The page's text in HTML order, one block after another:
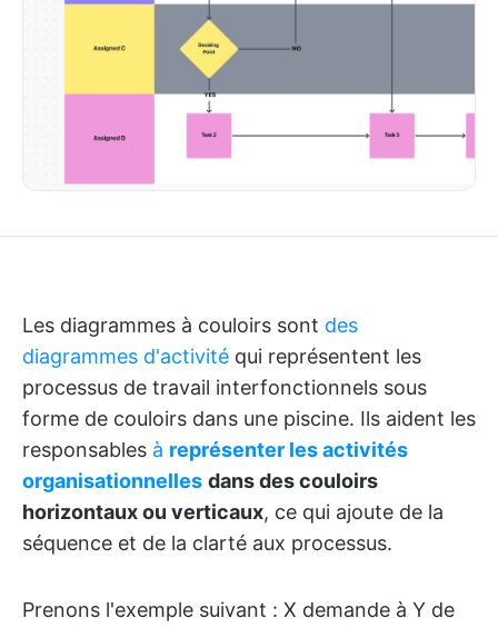
Les diagrammes à couloirs sont des
diagrammes d'activité qui représentent les
processus de travail interfonctionnels sous
forme de couloirs dans une piscine. Ils aident les
responsables à représenter les activités
organisationnelles dans des couloirs
horizontaux ou verticaux, ce qui ajoute de la
séquence et de la clarté aux processus.
Prenons l'exemple suivant : X demande à Y de